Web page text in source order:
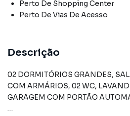
Perto De Shopping Center
Perto De Vias De Acesso
Descrição
02 DORMITÓRIOS GRANDES,
COM ARMÁRIOS, 02 WC,
GARAGEM COM PORTÃO